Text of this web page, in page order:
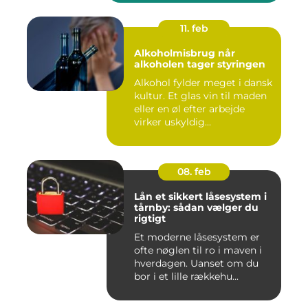
11. feb
Alkoholmisbrug når
alkoholen tager styringen
Alkohol fylder meget i dansk
kultur. Et glas vin til maden
eller en øl efter arbejde
virker uskyldig...
08. feb
Lån et sikkert låsesystem i
tårnby: sådan vælger du
rigtigt
Et moderne låsesystem er
ofte nøglen til ro i maven i
hverdagen. Uanset om du
bor i et lille rækkehu...